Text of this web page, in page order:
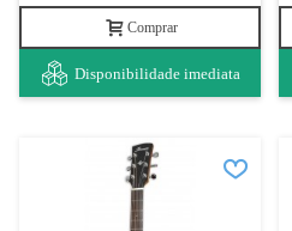
Comprar
Disponibilidade imediata